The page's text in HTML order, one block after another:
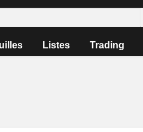
Listes Trading